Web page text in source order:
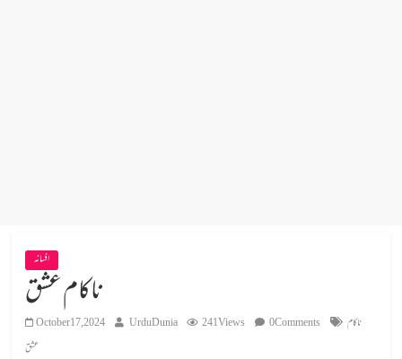
افسانہ
ناکام عشق
October 17, 2024 UrduDunia 241 Views 0 Comments
ناکام
عشق